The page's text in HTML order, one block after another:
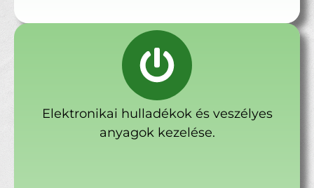
Elektronikai hulladékok és veszélyes
anyagok kezelése.